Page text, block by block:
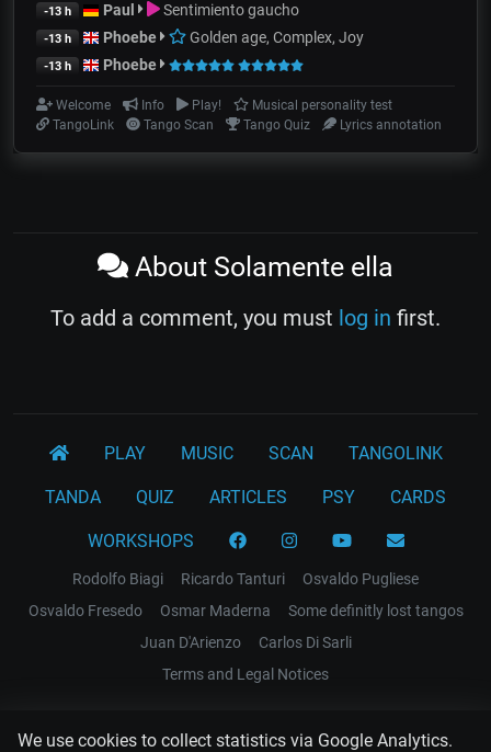
We use cookies to collect statistics via Google Analytics.
-13 h Paul Sentimiento gaucho
-13 h Phoebe Golden age, Complex, Joy
-13 h Phoebe
Welcome Info Play!
Musical personality test
TangoLink
Tango Scan Tango Quiz Lyrics annotation
About Solamente ella
To add a comment, you must log in first.
PLAY MUSIC SCAN TANGOLINK
TANDA QUIZ ARTICLES PSY CARDS
WORKSHOPS
Rodolfo Biagi Ricardo Tanturi
Osvaldo Pugliese
Osvaldo Fresedo
Osmar Maderna
Some definitly lost tangos
Juan D'Arienzo
Carlos Di Sarli
Terms and Legal Notices
EL RECODO TANGO